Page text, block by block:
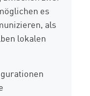
es
als
lokalen